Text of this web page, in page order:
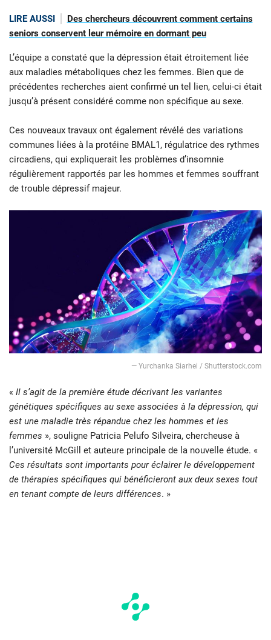
LIRE AUSSI
Des chercheurs découvrent comment certains
seniors conservent leur mémoire en dormant peu
L’équipe a constaté que la dépression était étroitement liée
aux maladies métaboliques chez les femmes. Bien que de
précédentes recherches aient confirmé un tel lien, celui-ci était
jusqu’à présent considéré comme non spécifique au sexe.
Ces nouveaux travaux ont également révélé des variations
communes liées à la protéine BMAL1, régulatrice des rythmes
circadiens, qui expliquerait les problèmes d’insomnie
régulièrement rapportés par les hommes et femmes souffrant
de trouble dépressif majeur.
— Yurchanka Siarhei / Shutterstock.com
« Il s’agit de la première étude décrivant les variantes
génétiques spécifiques au sexe associées à la dépression, qui
est une maladie très répandue chez les hommes et les
femmes », souligne Patricia Pelufo Silveira, chercheuse à
l’université McGill et auteure principale de la nouvelle étude. «
Ces résultats sont importants pour éclairer le développement
de thérapies spécifiques qui bénéficieront aux deux sexes tout
en tenant compte de leurs différences. »